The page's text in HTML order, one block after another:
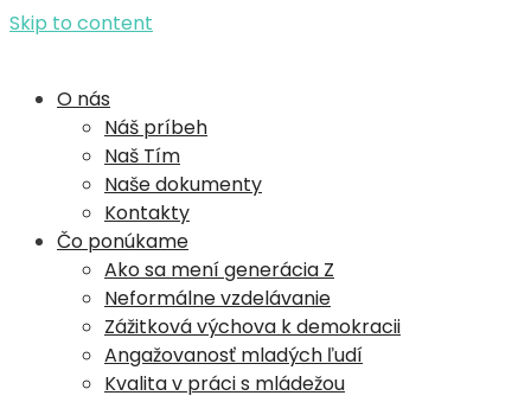
Skip to content
YouthWatch
O nás
Náš príbeh
Naš Tím
Naše dokumenty
Kontakty
Čo ponúkame
Ako sa mení generácia Z
Neformálne vzdelávanie
Zážitková výchova k demokracii
Angažovanosť mladých ľudí​
Kvalita v práci s mládežou